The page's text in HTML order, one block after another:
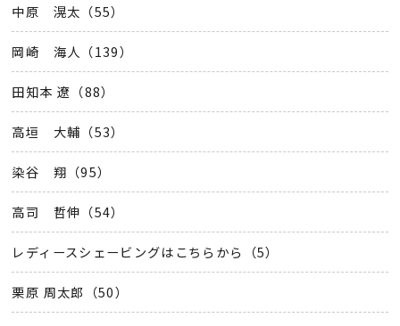
中原 滉太（55）
岡崎 海人（139）
田知本 遼（88）
高垣 大輔（53）
染谷 翔（95）
高司 哲伸（54）
レディースシェービングはこちらから（5）
栗原 周太郎（50）